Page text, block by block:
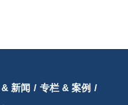
新闻 / 专栏 & 案例 /